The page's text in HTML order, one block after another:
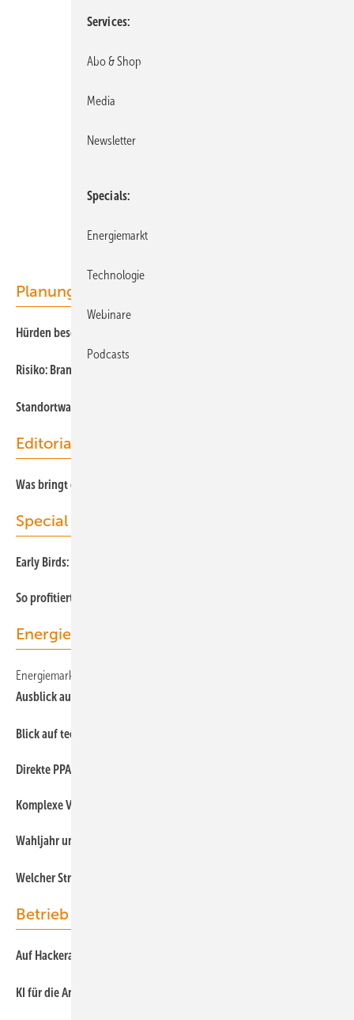
Planung
H ürden beseitigen – Netze stärken
Risiko: Brandschutz beim Nachrüsten auf dem Bestand
Standortwahl im digitalen Zeitalter
Editorial
Was bringt das neue Jahr?
Special
Early Birds: PPAs in der Probe
So profitiert Wind von KI und automatisierten Prozessen
Energiemärkte weltweit
Energiemarkt
Ausblick auf Erneuerbare im Jahr 2025
Blick auf technische und gesellschaftliche Antworten
Direkte PPAs – Mehrwert für Wind- und Solarparkbetreiber
K omplexe Variante, die tief im Strommarkt verankert ist
Wahljahr und Chancenplus
We lche r Strom wird günstiger?
Betrieb
Auf Hackerangriffe vorbereitet sein
KI für die Analyse großer Mengen an Betriebsdaten
Services
Abo & Shop
Media
Newsletter
Specials
Energiemarkt
Technologie
Webinare
Podcasts